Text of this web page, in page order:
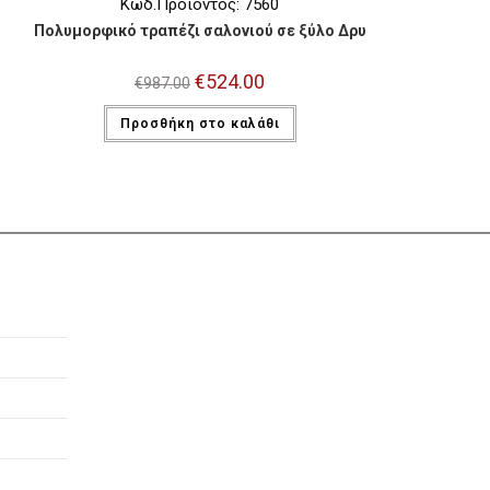
Κωδ.Προϊόντος: 7560
Πολυμορφικό τραπέζι σαλονιού σε ξύλο Δρυ
€987.00 Original
price
was:
€987.00.
€524.00
τιμή
είναι:
€524.00.
Προσθήκη στο καλάθι